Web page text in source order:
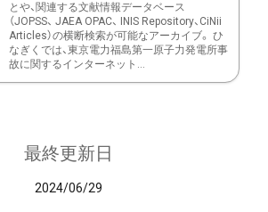
とや、関連する文献情報データベース
（JOPSS、 JAEA OPAC、 INIS Repository、CiNii
Articles）の横断検索が可能なアーカイブ。 ひ
なぎくでは、東京電力福島第一原子力発電所事
故に関するインターネット...
最終更新日
2024/06/29